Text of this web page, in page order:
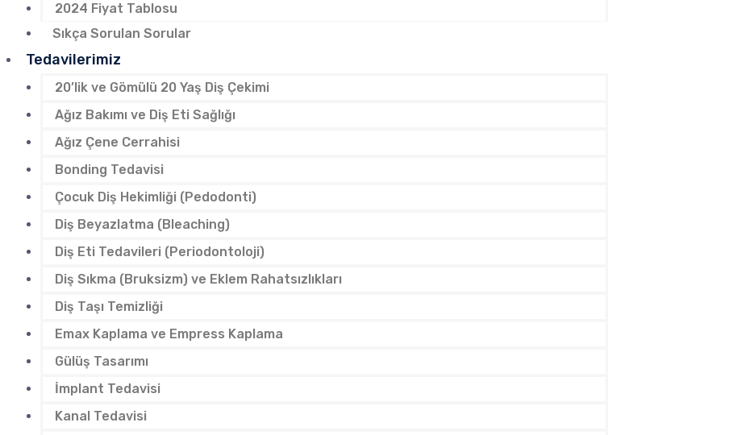
2024 Fiyat Tablosu
Sıkça Sorulan Sorular
Tedavilerimiz
20’lik ve Gömülü 20 Yaş Diş Çekimi
Ağız Bakımı ve Diş Eti Sağlığı
Ağız Çene Cerrahisi
Bonding Tedavisi
Çocuk Diş Hekimliği (Pedodonti)
Diş Beyazlatma (Bleaching)
Diş Eti Tedavileri (Periodontoloji)
Diş Sıkma (Bruksizm) ve Eklem Rahatsızlıkları
Diş Taşı Temizliği
Emax Kaplama ve Empress Kaplama
Gülüş Tasarımı
İmplant Tedavisi
Kanal Tedavisi